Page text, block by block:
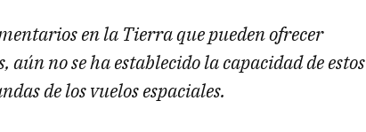
en la Tierra que pueden ofrecer
aún no se ha establecido la capacidad de estos
de los vuelos espaciales.